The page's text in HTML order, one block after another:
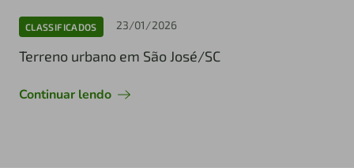
CLASSIFICADOS 23/01/2026
Terreno urbano em São José/SC
Continuar lendo